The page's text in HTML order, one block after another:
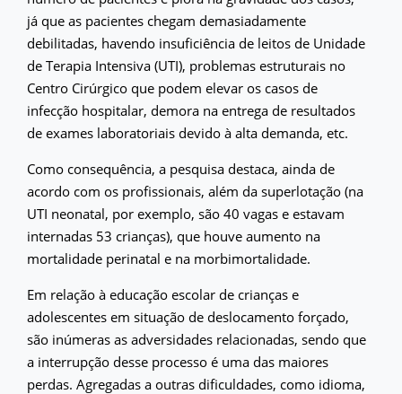
já que as pacientes chegam demasiadamente
debilitadas, havendo insuficiência de leitos de Unidade
de Terapia Intensiva (UTI), problemas estruturais no
Centro Cirúrgico que podem elevar os casos de
infecção hospitalar, demora na entrega de resultados
de exames laboratoriais devido à alta demanda, etc.
Como consequência, a pesquisa destaca, ainda de
acordo com os profissionais, além da superlotação (na
UTI neonatal, por exemplo, são 40 vagas e estavam
internadas 53 crianças), que houve aumento na
mortalidade perinatal e na morbimortalidade.
Em relação à educação escolar de crianças e
adolescentes em situação de deslocamento forçado,
são inúmeras as adversidades relacionadas, sendo que
a interrupção desse processo é uma das maiores
perdas. Agregadas a outras dificuldades, como idioma,